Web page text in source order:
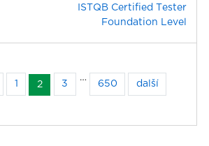
ISTQB Certified Tester
Foundation Level
1 2 3
…
650 další